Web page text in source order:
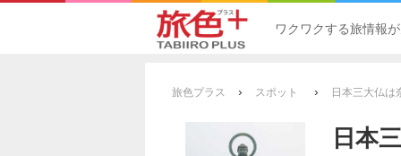
旅色プラス › スポット › 日本三大仏
日本
ワクワクする旅情報